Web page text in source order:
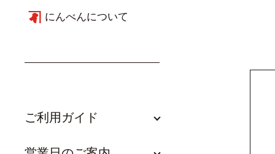
にんべんについて
ご利用ガイド